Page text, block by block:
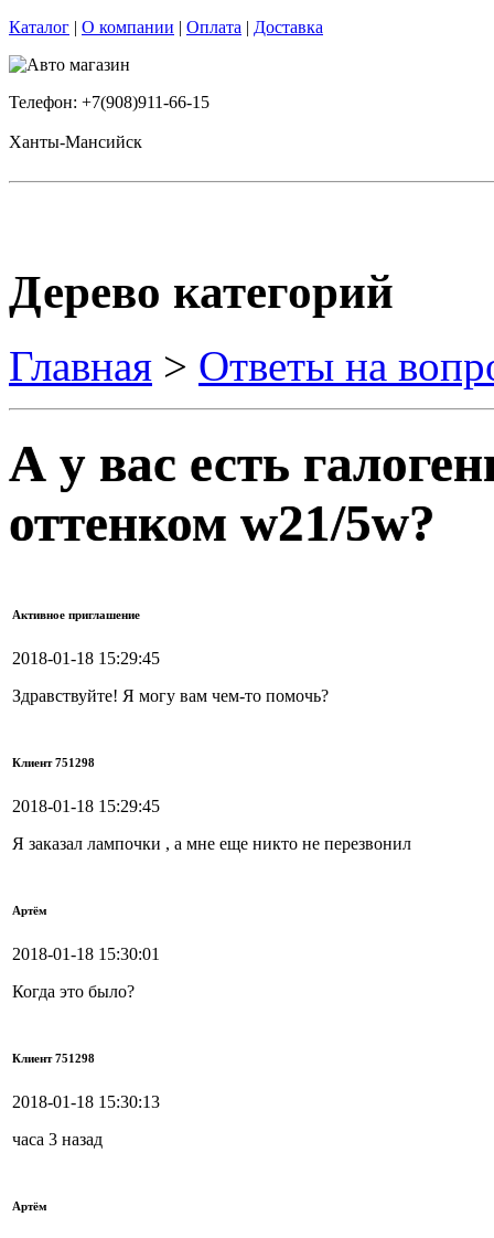
Каталог | О компании | Оплата | Доставка
Телефон: +7(908)911-66-15
Ханты-Мансийск
Дерево категорий
Главная > Ответы на
А у вас есть
оттенком w21/5w?
Активное приглашение
2018-01-18 15:29:45
Здравствуйте! Я могу вам чем-то помочь?
Клиент 751298
2018-01-18 15:29:45
Я заказал лампочки , а мне еще никто не перезвонил
Артём
2018-01-18 15:30:01
Когда это было?
Клиент 751298
2018-01-18 15:30:13
часа 3 назад
Артём